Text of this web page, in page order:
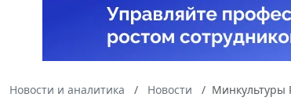
Новости и аналитика Новости Минкультуры